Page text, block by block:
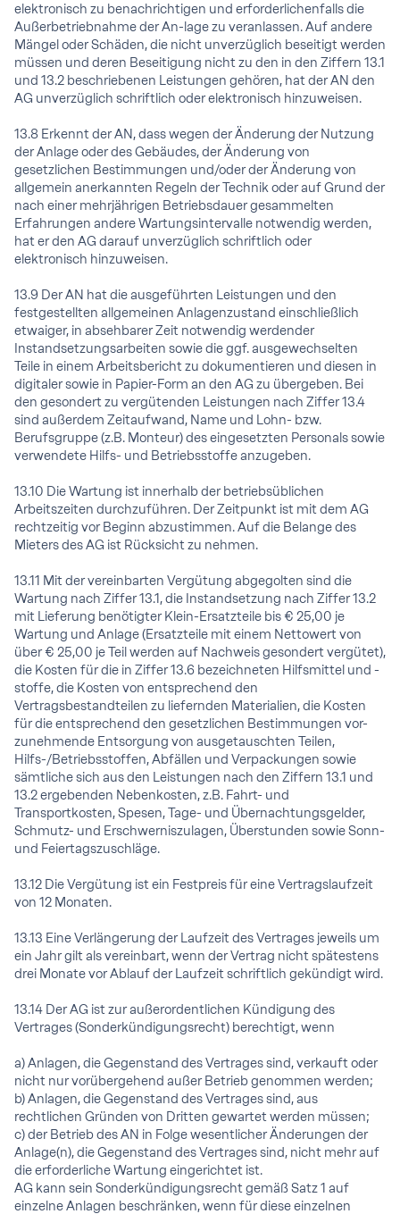
elektronisch zu benachrichtigen und erforderlichenfalls die
Außerbetriebnahme der An-lage zu veranlassen. Auf andere
Mängel oder Schäden, die nicht unverzüglich beseitigt werden
müssen und deren Beseitigung nicht zu den in den Ziffern 13.1
und 13.2 beschriebenen Leistungen gehören, hat der AN den
AG unverzüglich schriftlich oder elektronisch hinzuweisen.
13.8 Erkennt der AN, dass wegen der Änderung der Nutzung
der Anlage oder des Gebäudes, der Änderung von
gesetzlichen Bestimmungen und/oder der Änderung von
allgemein anerkannten Regeln der Technik oder auf Grund der
nach einer mehrjährigen Betriebsdauer gesammelten
Erfahrungen andere Wartungsintervalle notwendig werden,
hat er den AG darauf unverzüglich schriftlich oder
elektronisch hinzuweisen.
13.9 Der AN hat die ausgeführten Leistungen und den
festgestellten allgemeinen Anlagenzustand einschließlich
etwaiger, in absehbarer Zeit notwendig werdender
Instandsetzungsarbeiten sowie die ggf. ausgewechselten
Teile in einem Arbeitsbericht zu dokumentieren und diesen in
digitaler sowie in Papier-Form an den AG zu übergeben. Bei
den gesondert zu vergütenden Leistungen nach Ziffer 13.4
sind außerdem Zeitaufwand, Name und Lohn- bzw.
Berufsgruppe (z.B. Monteur) des eingesetzten Personals sowie
verwendete Hilfs- und Betriebsstoffe anzugeben.
13.10 Die Wartung ist innerhalb der betriebsüblichen
Arbeitszeiten durchzuführen. Der Zeitpunkt ist mit dem AG
rechtzeitig vor Beginn abzustimmen. Auf die Belange des
Mieters des AG ist Rücksicht zu nehmen.
13.11 Mit der vereinbarten Vergütung abgegolten sind die
Wartung nach Ziffer 13.1, die Instandsetzung nach Ziffer 13.2
mit Lieferung benötigter Klein-Ersatzteile bis € 25,00 je
Wartung und Anlage (Ersatzteile mit einem Nettowert von
über € 25,00 je Teil werden auf Nachweis gesondert vergütet),
die Kosten für die in Ziffer 13.6 bezeichneten Hilfsmittel und -
stoffe, die Kosten von entsprechend den
Vertragsbestandteilen zu liefernden Materialien, die Kosten
für die entsprechend den gesetzlichen Bestimmungen vor-
zunehmende Entsorgung von ausgetauschten Teilen,
Hilfs-/Betriebsstoffen, Abfällen und Verpackungen sowie
sämtliche sich aus den Leistungen nach den Ziffern 13.1 und
13.2 ergebenden Nebenkosten, z.B. Fahrt- und
Transportkosten, Spesen, Tage- und Übernachtungsgelder,
Schmutz- und Erschwerniszulagen, Überstunden sowie Sonn-
und Feiertagszuschläge.
13.12 Die Vergütung ist ein Festpreis für eine Vertragslaufzeit
von 12 Monaten.
13.13 Eine Verlängerung der Laufzeit des Vertrages jeweils um
ein Jahr gilt als vereinbart, wenn der Vertrag nicht spätestens
drei Monate vor Ablauf der Laufzeit schriftlich gekündigt wird.
13.14 Der AG ist zur außerordentlichen Kündigung des
Vertrages (Sonderkündigungsrecht) berechtigt, wenn
a) Anlagen, die Gegenstand des Vertrages sind, verkauft oder
nicht nur vorübergehend außer Betrieb genommen werden;
b) Anlagen, die Gegenstand des Vertrages sind, aus
rechtlichen Gründen von Dritten gewartet werden müssen;
c) der Betrieb des AN in Folge wesentlicher Änderungen der
Anlage(n), die Gegenstand des Vertrages sind, nicht mehr auf
die erforderliche Wartung eingerichtet ist.
AG kann sein Sonderkündigungsrecht gemäß Satz 1 auf
einzelne Anlagen beschränken, wenn für diese einzelnen